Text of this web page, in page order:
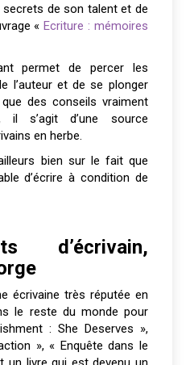
de son talent et de
«Ecriture : mémoires
permet de percer les
l’auteur et de se plonger
des conseils vraiment
il s’agit d’une source
en herbe.
bien sur le fait que
d’écrire à condition de
d’écrivain,
écrivaine très réputée en
le reste du monde pour
: She Deserves »,
», « Enquête dans le